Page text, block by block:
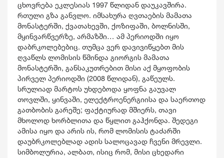
ცხოვრება ეკლესიას 1997 წლიდან დაუკავშირა.
რთული გზა განვლო. იმსახურა ღვთაების მამათა
მონასტერში, ქვათახევში, ქოზიფაში, ბოლნისში,
მყინვარწვერზე, არმაზში… ამ პერიოდში იყო
დაბრკოლებებიც. თუმცა ვერ დავივიწყებთ მის
ღვაწლს ლომისის წმინდა გიორგის მამათა
მონასტერში, განსაკუთრებით მისი აქ მყოფობის
პირველ პერიოდში (2008 წლიდან), გაწეულს.
სრულიად მარტოს უხდებოდა ყოფნა გაუვალ
თოვლში, ყინვაში, ელექტროენერგიისა და საერთოდ
გათბობის გარეშე; ფაქტიურად მშიერს, თავი
მხოლოდ ხორბლითა და წყლით გაჰქონდა. შედეგი
ამისა იყო და არის ის, რომ ლომისის ტაძარში
დაუბრკოლებლად ადის სალოცავად ჩვენი მრევლი.
სიმბოლურია, ალბათ, ისიც რომ, მისი ცხედარი